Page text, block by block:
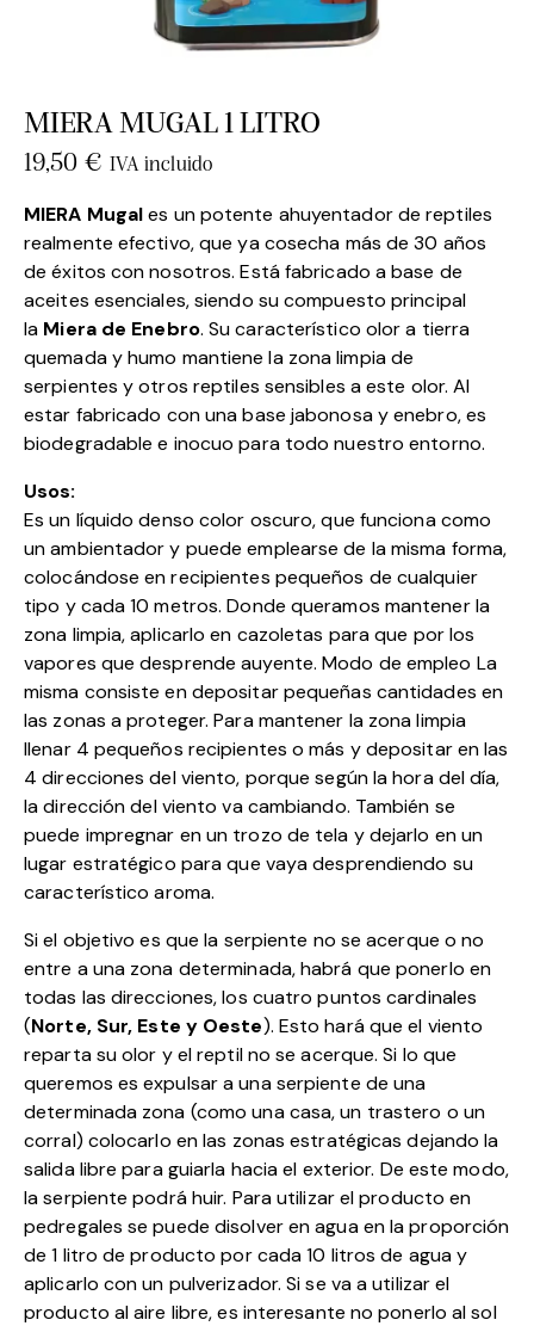
MIERA MUGAL 1 LITRO
19,50 € IVA incluido
MIERA Mugales un potente ahuyentador de reptiles
realmente efectivo, que ya cosecha más de 30 años
de éxitos con nosotros. Está fabricado a base de
aceites esenciales, siendo su compuesto principal
la Miera de Enebro. Su característico olor a tierra
quemada y humo mantiene la zona limpia de
serpientes y otros reptiles sensibles a este olor. Al
estar fabricado con una base jabonosa y enebro, es
biodegradable e inocuo para todo nuestro entorno.
Usos:
Es un líquido denso color oscuro, que funciona como
un ambientador y puede emplearse de la misma forma,
colocándose en recipientes pequeños de cualquier
tipo y cada 10 metros. Donde queramos mantener la
zona limpia, aplicarlo en cazoletas para que por los
vapores que desprende auyente. Modo de empleo La
misma consiste en depositar pequeñas cantidades en
las zonas a proteger. Para mantener la zona limpia
llenar 4 pequeños recipientes o más y depositar en las
4 direcciones del viento, porque según la hora del día,
la dirección del viento va cambiando. También se
puede impregnar en un trozo de tela y dejarlo en un
lugar estratégico para que vaya desprendiendo su
característico aroma.
Si el objetivo es que la serpiente no se acerque o no
entre a una zona determinada, habrá que ponerlo en
todas las direcciones, los cuatro puntos cardinales
(Norte, Sur, Este y Oeste). Esto hará que el viento
reparta su olor y el reptil no se acerque. Si lo que
queremos es expulsar a una serpiente de una
determinada zona (como una casa, un trastero o un
corral) colocarlo en las zonas estratégicas dejando la
salida libre para guiarla hacia el exterior. De este modo,
la serpiente podrá huir. Para utilizar el producto en
pedregales se puede disolver en agua en la proporción
de 1 litro de producto por cada 10 litros de agua y
aplicarlo con un pulverizador. Si se va a utilizar el
producto al aire libre, es interesante no ponerlo al sol